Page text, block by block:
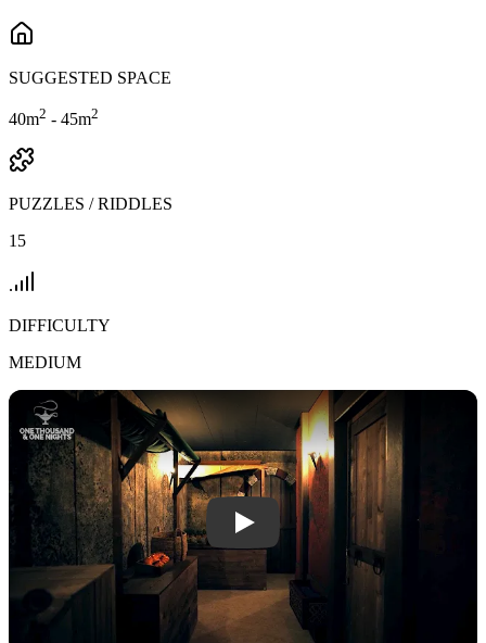
SUGGESTED SPACE
40m2 - 45m2
PUZZLES / RIDDLES
15
DIFFICULTY
MEDIUM
Play One Thousand & One Nights